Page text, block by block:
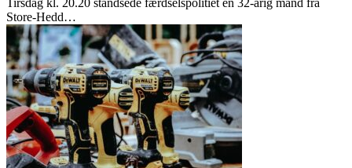
Tirsdag kl. 20.20 standsede færdselspolitiet en 32-årig mand fra
Store-Hedd…